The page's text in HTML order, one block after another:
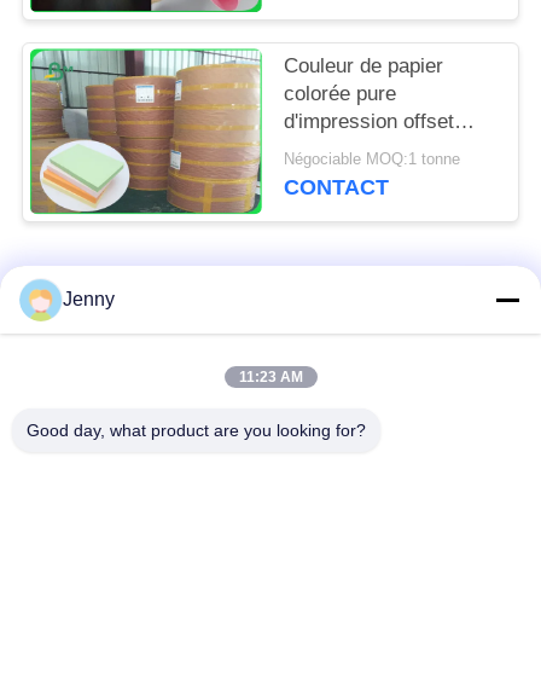
Couleur de papier
colorée pure
d'impression offset
verte de pâte de bois
de FSC indiquée 70CM
Négociable MOQ:1 tonne
CONTACT
Catégories populaires
petit pain brun de
Jenny
11:23 AM
Good day, what product are you looking for?